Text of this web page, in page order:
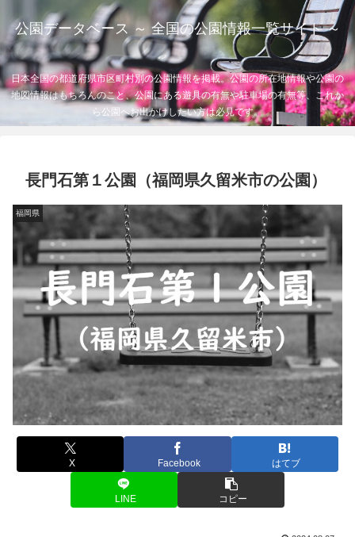
公園データベース ～ 全国の公園情報一覧サイト ～
日本全国の都道府県市区町村別の公園情報を掲載。公園の所在地情報や公園の
地図情報はもちろんのこと、公園にある遊具の有無や駐車場の有無等、これか
ら公園へお出かけしたい方は必見です。
長門石第１公園（福岡県久留米市の公園）
福岡県
X Facebook はてブ
LINE コピー